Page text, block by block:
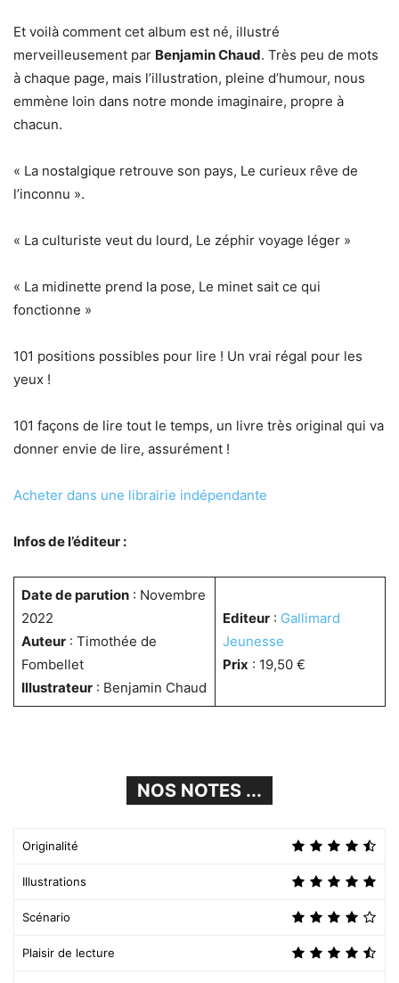
Et voilà comment cet album est né, illustré
merveilleusement par Benjamin Chaud. Très peu de mots
à chaque page, mais l’illustration, pleine d’humour, nous
emmène loin dans notre monde imaginaire, propre à
chacun.
« La nostalgique retrouve son pays, Le curieux rêve de
l’inconnu ».
« La culturiste veut du lourd, Le zéphir voyage léger »
« La midinette prend la pose, Le minet sait ce qui
fonctionne »
101 positions possibles pour lire ! Un vrai régal pour les
yeux !
101 façons de lire tout le temps, un livre très original qui va
donner envie de lire, assurément !
Acheter dans une librairie indépendante
Infos de l’éditeur :
Date de parution: Novembre
2022
Auteur: Timothée de
Fombellet
Illustrateur: Benjamin Chaud
Editeur: Gallimard
Jeunesse
Prix : 19,50 €
NOS NOTES ...
Originalité
Illustrations
Scénario
Plaisir de lecture